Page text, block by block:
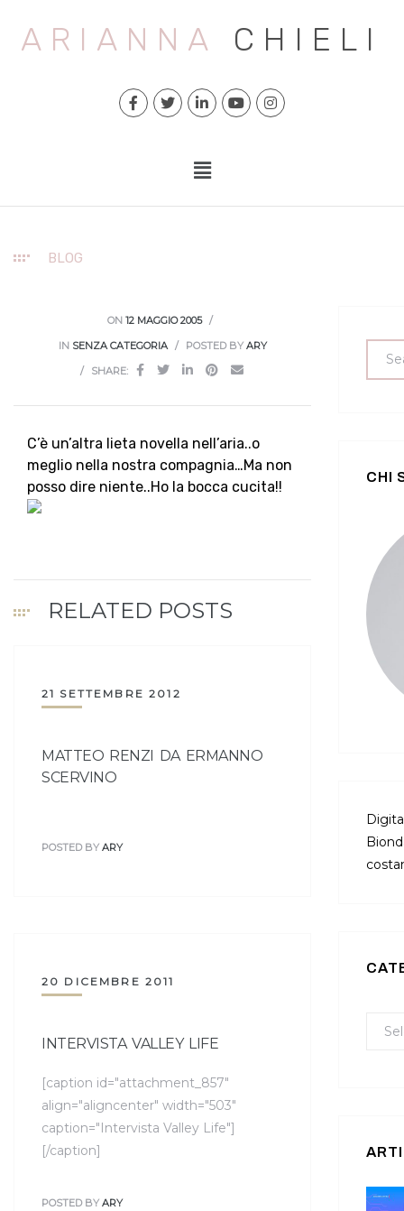
ARIANNA CHIELI
BLOG
ON 12 MAGGIO 2005
IN SENZA CATEGORIA POSTED BY ARY
SHARE:
C’è un’altra lieta novella nell’aria..o
meglio nella nostra compagnia…Ma non
posso dire niente..Ho la bocca cucita!!
RELATED POSTS
21 SETTEMBRE 2012
MATTEO RENZI DA ERMANNO
SCERVINO
POSTED BY ARY
20 DICEMBRE 2011
INTERVISTA VALLEY LIFE
[caption id="attachment_857"
align="aligncenter" width="503"
caption="Intervista Valley Life"]
[/caption]
POSTED BY ARY
CHI